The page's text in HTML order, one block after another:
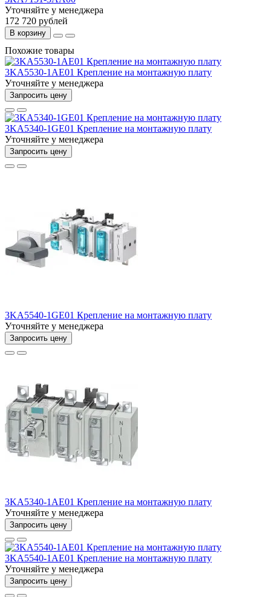
Уточняйте у менеджера
172 720 рублей
В корзину
Похожие товары
3KA5530-1AE01 Крепление на монтажную плату
Уточняйте у менеджера
Запросить цену
3KA5340-1GE01 Крепление на монтажную плату
Уточняйте у менеджера
Запросить цену
3KA5540-1GE01 Крепление на монтажную плату
Уточняйте у менеджера
Запросить цену
3KA5340-1AE01 Крепление на монтажную плату
Уточняйте у менеджера
Запросить цену
3KA5540-1AE01 Крепление на монтажную плату
Уточняйте у менеджера
Запросить цену